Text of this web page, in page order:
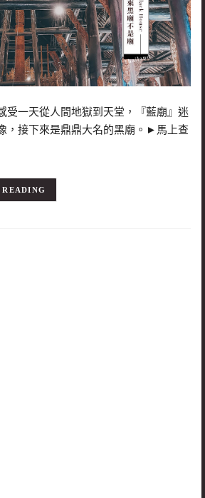
受一天從人間地獄到天堂，『藍廟』迷
，接下來是鼎鼎大名的黑廟。►馬上查